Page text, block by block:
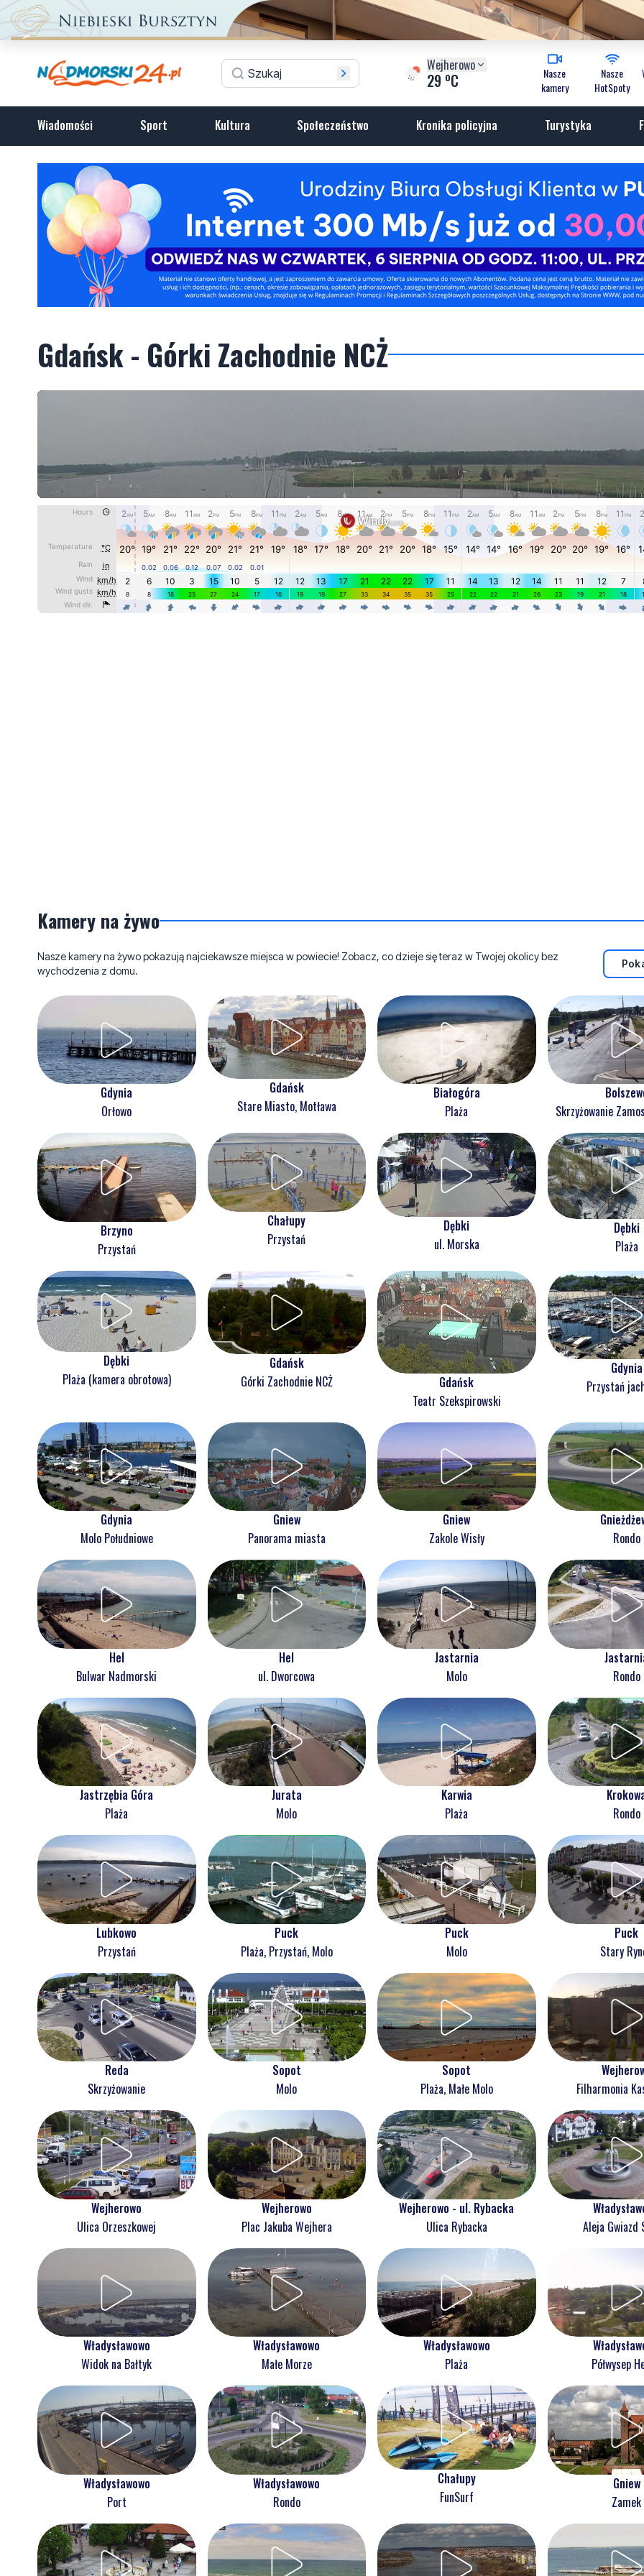
Wejherowo
29 oC
Nasze
kamery
Nasze
HotSpoty
Wiadomości Sport Kultura Społeczeństwo Kronika policyjna Turystyka
Gdańsk - Górki Zachodnie NCŻ
Kamery na żywo
Nasze kamery na żywo pokazują najciekawsze miejsca w powiecie! Zobacz, co dzieje się teraz w Twojej okolicy bez
wychodzenia z domu.
Gdynia
Orłowo
Gdańsk
Stare Miasto, Motława
Białogóra
Plaża
Skrzyżowanie
Brzyno
Przystań
Chałupy
Przystań
Dębki
ul. Morska
Dębki
Plaża
Dębki
Plaża (kamera obrotowa)
Gdańsk
Górki Zachodnie NCŻ
Gdańsk
Teatr Szekspirowski
Gdynia
Przystań
Gdynia
Molo Południowe
Gniew
Panorama miasta
Gniew
Zakole Wisły
Rondo
Hel
Bulwar Nadmorski
Hel
ul. Dworcowa
Jastarnia
Molo
Rondo
Jastrzębia Góra
Plaża
Jurata
Molo
Karwia
Plaża
Rondo
Lubkowo
Przystań
Puck
Plaża, Przystań, Molo
Puck
Molo
Puck
Stary
Reda
Skrzyżowanie
Sopot
Molo
Sopot
Plaża, Małe Molo
Filharmonia
Wejherowo
Ulica Orzeszkowej
Wejherowo
Plac Jakuba Wejhera
Wejherowo - ul. Rybacka
Ulica Rybacka
Aleja Gwiazd
Władysławowo
Widok na Bałtyk
Władysławowo
Małe Morze
Władysławowo
Plaża
Półwysep
Władysławowo
Port
Władysławowo
Rondo
Chałupy
FunSurf
Gniew
Zamek